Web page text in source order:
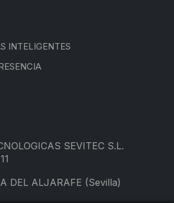
INTELIGENTES
SEVITEC S.L.
DEL ALJARAFE (Sevilla)